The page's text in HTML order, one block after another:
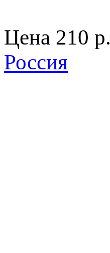
Цена 210 p.
Россия